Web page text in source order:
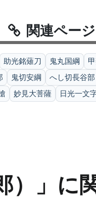
関連ページ
助光銘薙刀 鬼丸国綱
鬼切安綱 へし切長谷部
妙見大菩薩 日光一文
）」に